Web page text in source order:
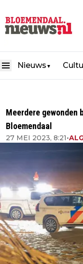
Nieuws ▼
Meerdere gewonden
Bloemendaal
27 MEI 2023, 8:21•